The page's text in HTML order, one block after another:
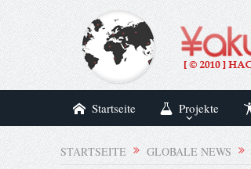
Startseite Projekte
STARTSEITE GLOBALE NEWS